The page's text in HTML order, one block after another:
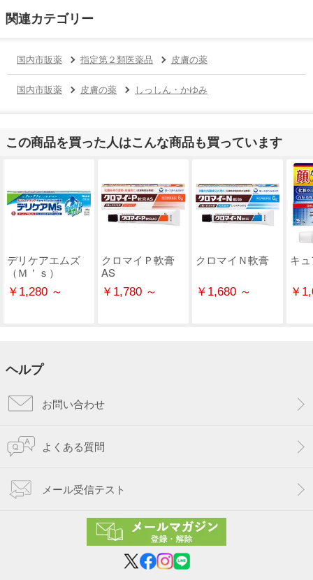
関連カテゴリー
国内市販薬 指定第２類医薬品 皮膚の薬
国内市販薬 皮膚の薬 しっしん・かゆみ
この商品を買った人はこんな商品も買っています
デリケアエムズ
（Ｍ＇ｓ）
￥1,280 ～
クロマイＰ軟膏
AS
￥1,780 ～
クロマイＮ軟膏
￥1,680 ～
キ
￥
ヘルプ
お問い合わせ
よくある質問
メール受信テスト